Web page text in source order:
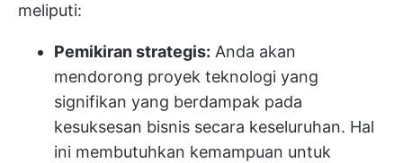
meliputi:
Pemikiran strategis: Anda akan
mendorong proyek teknologi yang
signifikan yang berdampak pada
kesuksesan bisnis secara keseluruhan. Hal
ini membutuhkan kemampuan untuk